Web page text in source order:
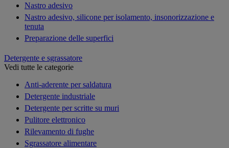
Nastro adesivo
Nastro adesivo, silicone per isolamento, insonorizzazione e
tenuta
Preparazione delle superfici
Detergente e sgrassatore
Vedi tutte le categorie
Anti-aderente per saldatura
Detergente industriale
Detergente per scritte su muri
Pulitore elettronico
Rilevamento di fughe
Sgrassatore alimentare